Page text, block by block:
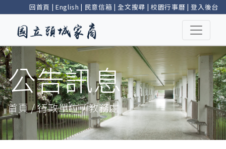
回首頁 | English | 民意信箱 |全文搜尋 | 校園行事曆 |登入後台
公告訊息
首頁 / 行政單位 / 教務處